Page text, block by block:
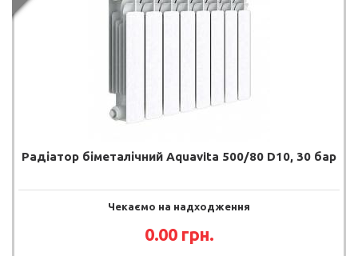
Радіатор біметалічний Aquavita 500/80 D10, 30 бар
Чекаємо на надходження
0.00 грн.